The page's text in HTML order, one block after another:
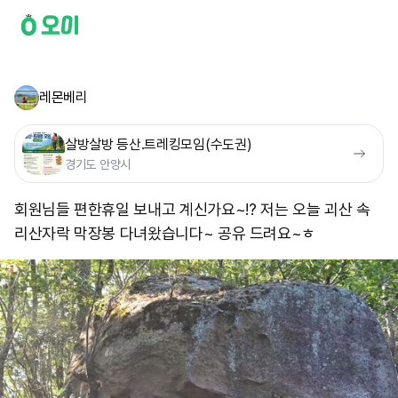
레몬베리
살방살방 등산.트레킹모임(수도권)
경기도 안양시
회원님들 편한휴일 보내고 계신가요~!? 저는 오늘 괴산 속
리산자락 막장봉 다녀왔습니다~ 공유 드려요~ㅎ